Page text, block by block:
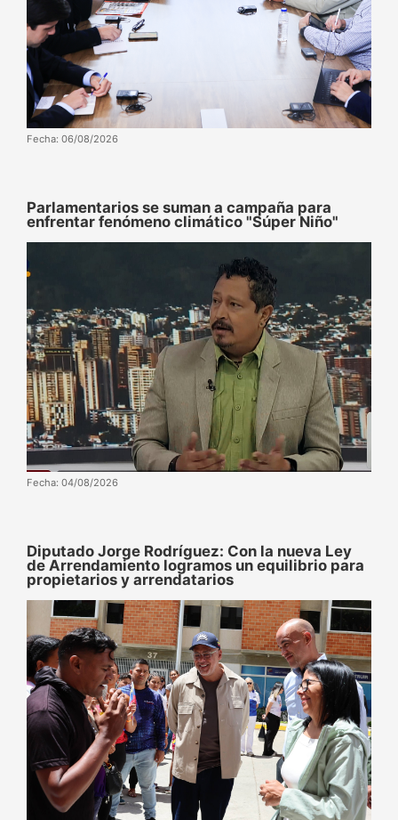
Fecha: 06/08/2026
Parlamentarios se suman a campaña para
enfrentar fenómeno climático "Súper Niño"
Fecha: 04/08/2026
Diputado Jorge Rodríguez: Con la nueva Ley
de Arrendamiento logramos un equilibrio para
propietarios y arrendatarios